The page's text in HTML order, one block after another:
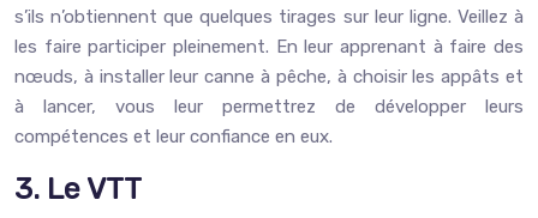
s’ils n’obtiennent que quelques tirages sur leur ligne. Veillez à
les faire participer pleinement. En leur apprenant à faire des
nœuds, à installer leur canne à pêche, à choisir les appâts et
à lancer, vous leur permettrez de développer leurs
compétences et leur confiance en eux.
3. Le VTT